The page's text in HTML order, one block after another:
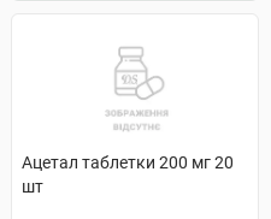
Ацетал таблетки 200 мг 20
шт